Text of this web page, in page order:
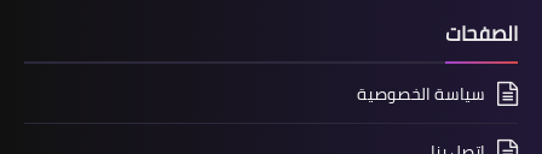
الصفحات
سياسة الخصوصية